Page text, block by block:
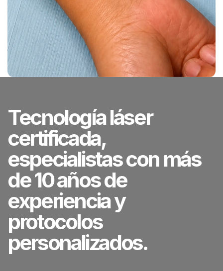
Tecnología láser
certificada,
especialistas con más
de 10 años de
experiencia y
protocolos
personalizados.